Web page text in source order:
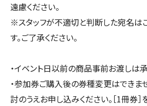
遠慮ください。
※スタッフが不適切と判断した宛名は
す。ご了承ください。
・イベント日以前の商品事前お渡しは承
・参加券ご購入後の券種変更はできま
討のうえお申し込みください。［1冊券